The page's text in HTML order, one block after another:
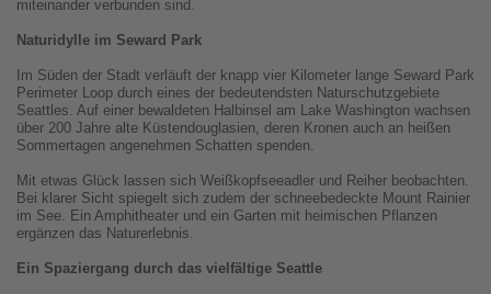
miteinander verbunden sind.
Naturidylle im Seward Park
Im Süden der Stadt verläuft der knapp vier Kilometer lange Seward Park
Perimeter Loop durch eines der bedeutendsten Naturschutzgebiete
Seattles. Auf einer bewaldeten Halbinsel am Lake Washington wachsen
über 200 Jahre alte Küstendouglasien, deren Kronen auch an heißen
Sommertagen angenehmen Schatten spenden.
Mit etwas Glück lassen sich Weißkopfseeadler und Reiher beobachten.
Bei klarer Sicht spiegelt sich zudem der schneebedeckte Mount Rainier
im See. Ein Amphitheater und ein Garten mit heimischen Pflanzen
ergänzen das Naturerlebnis.
Ein Spaziergang durch das vielfältige Seattle